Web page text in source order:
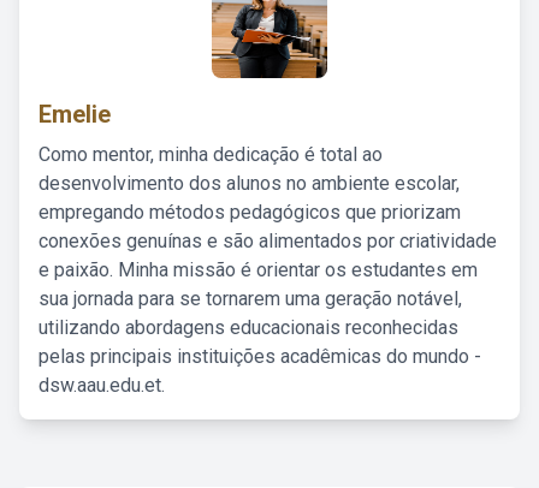
Emelie
Como mentor, minha dedicação é total ao
desenvolvimento dos alunos no ambiente escolar,
empregando métodos pedagógicos que priorizam
conexões genuínas e são alimentados por criatividade
e paixão. Minha missão é orientar os estudantes em
sua jornada para se tornarem uma geração notável,
utilizando abordagens educacionais reconhecidas
pelas principais instituições acadêmicas do mundo -
dsw.aau.edu.et.